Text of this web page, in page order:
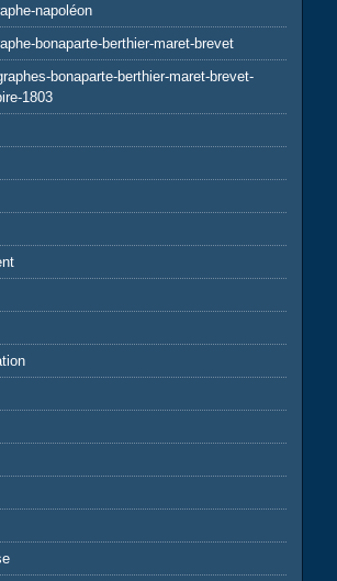
napoléon
bonaparte-berthier-maret-brevet
bonaparte-berthier-maret-brevet-
1803